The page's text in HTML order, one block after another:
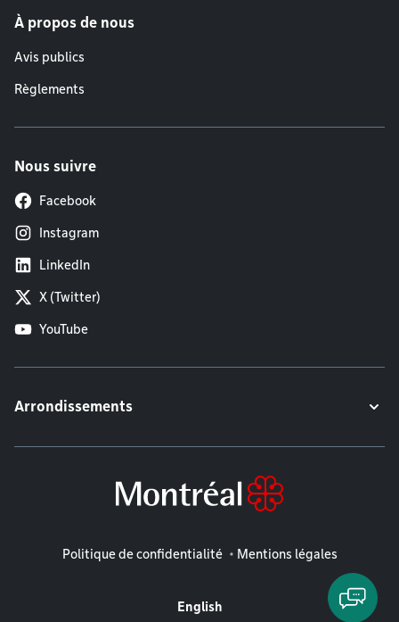
À propos de nous
Avis publics
Règlements
Nous suivre
Facebook
Instagram
LinkedIn
X (Twitter)
YouTube
Arrondissements
Mentions légales
Politique de confidentialité Mentions légales
English